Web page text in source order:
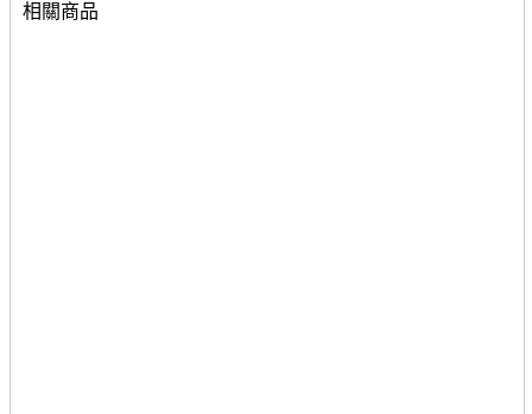
相關商品